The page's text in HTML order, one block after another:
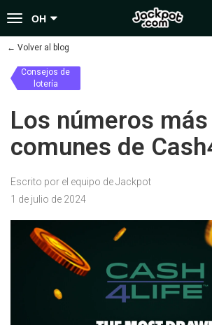
Toggle
navigation
OH
← Volver al blog
Consejos de
lotería
Los números más
comunes de
Escrito por el equipo de Jackpot
1 de julio de 2024